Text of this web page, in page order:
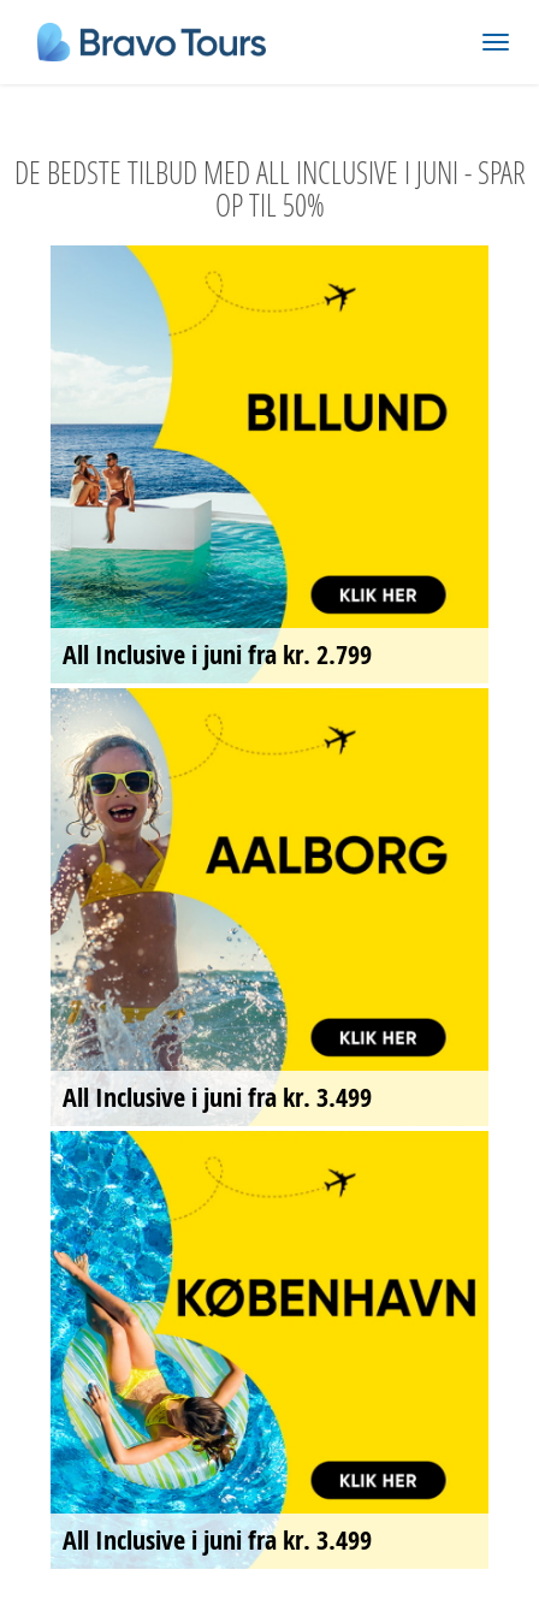
DE BEDSTE TILBUD MED ALL INCLUSIVE I JUNI - SPAR
OP TIL 50%
All Inclusive i juni fra kr. 2.799
All Inclusive i juni fra kr. 3.499
All Inclusive i juni fra kr. 3.499